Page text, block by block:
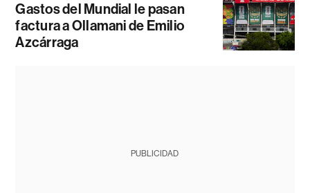
Gastos del Mundial le pasan
factura a Ollamani de Emilio
Azcárraga
PUBLICIDAD